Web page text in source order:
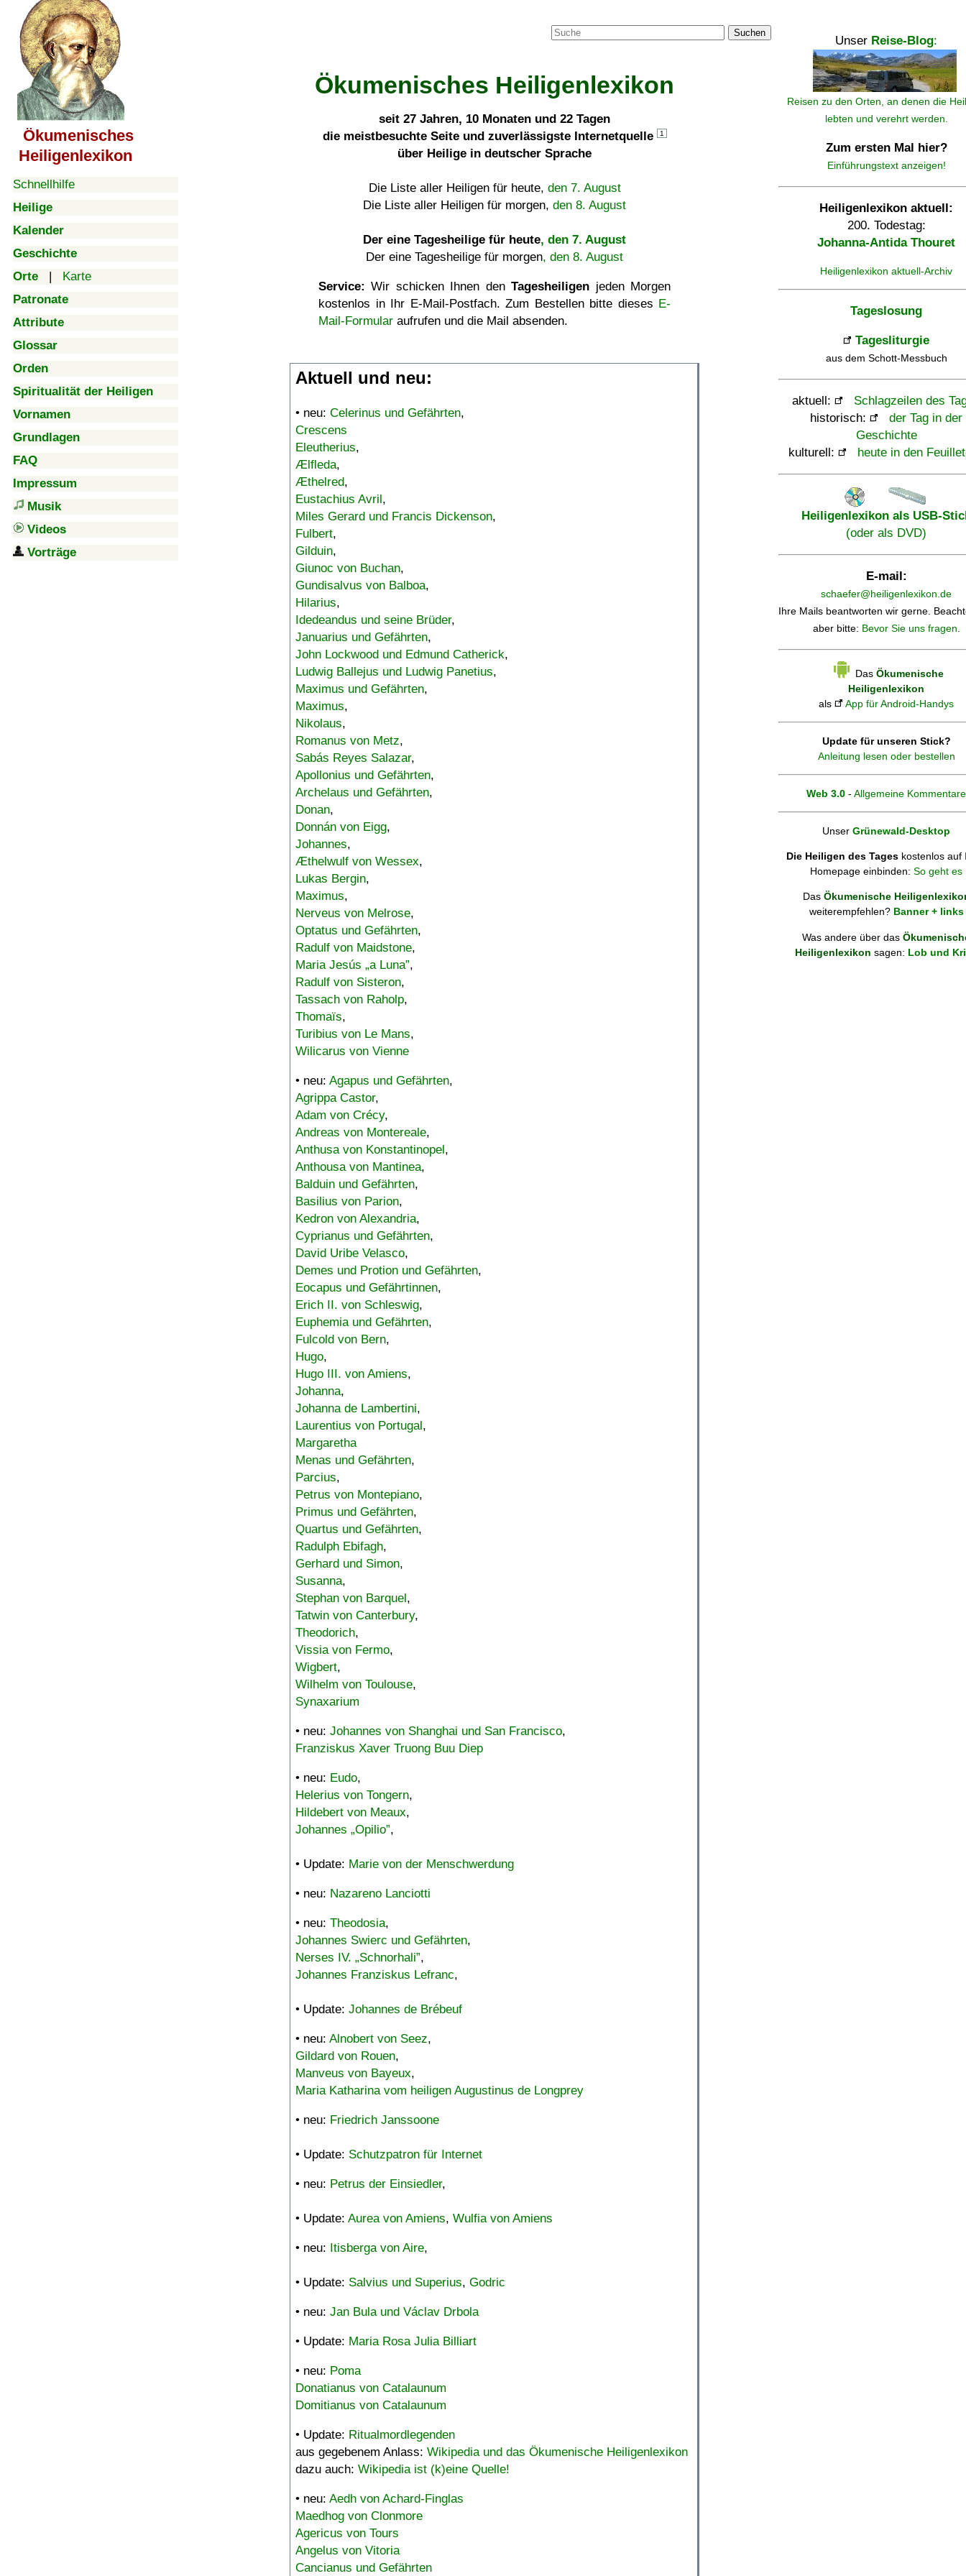
Ökumenisches
Heiligenlexikon
Schnellhilfe
Heilige
Kalender
Geschichte
Orte | Karte
Patronate
Attribute
Glossar
Orden
Spiritualität der Heiligen
Vornamen
Grundlagen
FAQ
Impressum
Musik
Videos
Vorträge
Suchen
Ökumenisches Heiligenlexikon
seit 27 Jahren, 10 Monaten und 22 Tagen
die meistbesuchte Seite und zuverlässigste Internetquelle
1
über Heilige in deutscher Sprache
Die Liste aller Heiligen für heute, den 7. August
Die Liste aller Heiligen für morgen, den 8. August
Der eine Tagesheilige für heute, den 7. August
Der eine Tagesheilige für morgen, den 8. August
Service: Wir schicken Ihnen denTagesheiligen jeden Morgen
kostenlos in Ihr E-Mail-Postfach. Zum Bestellen bitte dieses E-
Mail-Formular aufrufen und die Mail absenden.
Aktuell und neu:
• neu: Celerinus und Gefährten,
Crescens
Eleutherius,
Ælfleda,
Æthelred,
Eustachius Avril,
Miles Gerard und Francis Dickenson,
Fulbert,
Gilduin,
Giunoc von Buchan,
Gundisalvus von Balboa,
Hilarius,
Idedeandus und seine Brüder,
Januarius und Gefährten,
John Lockwood und Edmund Catherick,
Ludwig Ballejus und Ludwig Panetius,
Maximus und Gefährten,
Maximus,
Nikolaus,
Romanus von Metz,
Sabás Reyes Salazar,
Apollonius und Gefährten,
Archelaus und Gefährten,
Donan,
Donnán von Eigg,
Johannes,
Æthelwulf von Wessex,
Lukas Bergin,
Maximus,
Nerveus von Melrose,
Optatus und Gefährten,
Radulf von Maidstone,
Maria Jesús „a Luna”,
Radulf von Sisteron,
Tassach von Raholp,
Thomaïs,
Turibius von Le Mans,
Wilicarus von Vienne
• neu: Agapus und Gefährten,
Agrippa Castor,
Adam von Crécy,
Andreas von Montereale,
Anthusa von Konstantinopel,
Anthousa von Mantinea,
Balduin und Gefährten,
Basilius von Parion,
Kedron von Alexandria,
Cyprianus und Gefährten,
David Uribe Velasco,
Demes und Protion und Gefährten,
Eocapus und Gefährtinnen,
Erich II. von Schleswig,
Euphemia und Gefährten,
Fulcold von Bern,
Hugo,
Hugo III. von Amiens,
Johanna,
Johanna de Lambertini,
Laurentius von Portugal,
Margaretha
Menas und Gefährten,
Parcius,
Petrus von Montepiano,
Primus und Gefährten,
Quartus und Gefährten,
Radulph Ebifagh,
Gerhard und Simon,
Susanna,
Stephan von Barquel,
Tatwin von Canterbury,
Theodorich,
Vissia von Fermo,
Wigbert,
Wilhelm von Toulouse,
Synaxarium
• neu: Johannes von Shanghai und San Francisco,
Franziskus Xaver Truong Buu Diep
• neu: Eudo,
Helerius von Tongern,
Hildebert von Meaux,
Johannes „Opilio”,
• Update: Marie von der Menschwerdung
• neu: Nazareno Lanciotti
• neu: Theodosia,
Johannes Swierc und Gefährten,
Nerses IV. „Schnorhali”,
Johannes Franziskus Lefranc,
• Update: Johannes de Brébeuf
• neu: Alnobert von Seez,
Gildard von Rouen,
Manveus von Bayeux,
Maria Katharina vom heiligen Augustinus de Longprey
• neu: Friedrich Janssoone
• Update: Schutzpatron für Internet
• neu: Petrus der Einsiedler,
• Update: Aurea von Amiens, Wulfia von Amiens
• neu: Itisberga von Aire,
• Update: Salvius und Superius, Godric
• neu: Jan Bula und Václav Drbola
• Update: Maria Rosa Julia Billiart
• neu: Poma
Donatianus von Catalaunum
Domitianus von Catalaunum
• Update: Ritualmordlegenden
aus gegebenem Anlass: Wikipedia und das Ökumenische Heiligenlexikon
dazu auch: Wikipedia ist (k)eine Quelle!
• neu: Aedh von Achard-Finglas
Maedhog von Clonmore
Agericus von Tours
Angelus von Vitoria
Cancianus und Gefährten
Unser Reise-Blog:
Reisen zu den Orten, an denen die
lebten und verehrt werden.
Zum ersten Mal hier?
Einführungstext anzeigen!
Heiligenlexikon aktuell:
200. Todestag:
Johanna-Antida Thouret
Heiligenlexikon aktuell-Archiv
Tageslosung
Tagesliturgie
aus dem Schott-Messbuch
aktuell:
Schlagzeilen des
historisch:
der Tag in der
Geschichte
kulturell:
heute in den
Heiligenlexikon als USB-
(oder als DVD)
E-mail:
schaefer@heiligenlexikon.de
Ihre Mails beantworten wir gerne.
aber bitte: Bevor Sie uns fragen.
Das Ökumenische
Heiligenlexikon
als
App für Android-Handys
Update für unseren Stick?
Anleitung lesen oder bestellen
Web 3.0 - Allgemeine Kommentare
Unser Grünewald-Desktop
Die Heiligen des Tages kostenlos auf
Homepage einbinden: So geht es
Das Ökumenische
weiterempfehlen? Banner + links
Was andere über das
Heiligenlexikon sagen: Lob und